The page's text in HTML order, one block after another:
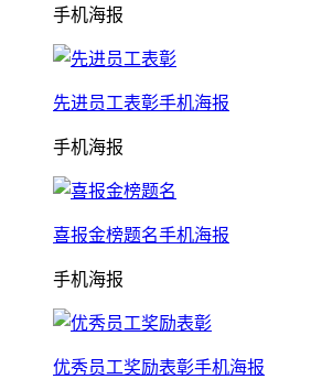
手机海报
先进员工表彰手机海报
手机海报
喜报金榜题名手机海报
手机海报
优秀员工奖励表彰手机海报